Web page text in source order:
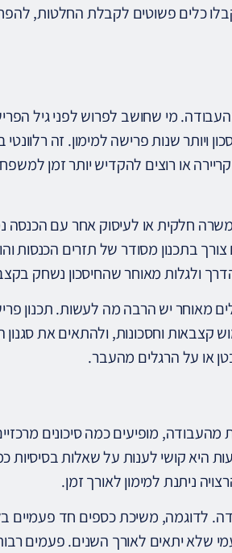
כלים פשוטים לקבלת החלטות,
מי שחושב לפרוש לפני גיל
שנות פרישה למימון. זה רלוונטי
או רוצים להקדיש יותר זמן
חלקית או לעיסוק אחר עם הכנסה
בתכנון מסודר של תזרים הכנסות
ולגלות מאוחר שהחיסכון נשחק
מאוחר יש הרבה מה לעשות. תכנון
קצבאות וחסכונות, ולהתאים את סגנון
או על הרגלים מהעבר.
מופיעים כמה סיכונים
היא קושי לענות על שאלות בסיסיות
ניתנת למימון לאורך זמן.
לדוגמה, משיכת כספים חד פעמיים
שלא יתאים לאורך השנים. פעמים